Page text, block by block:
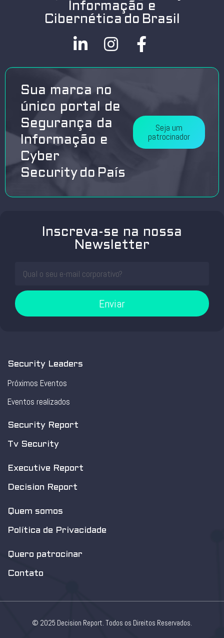
Informação e
Cibernética do Brasil
Sua marca no
único portal de
Segurança da
Informação e
Cyber
Security do País
Seja um
patrocinador
Inscreva-se na nossa
Newsletter
Enviar
Security Leaders
Próximos Eventos
Eventos realizados
Security Report
Tv Security
Executive Report
Decision Report
Quem somos
Política de Privacidade
Quero patrocinar
Contato
© 2025 Decision Report. Todos os Direitos Reservados.